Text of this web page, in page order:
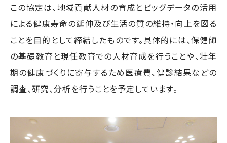
この協定は、地域貢献人材の育成とビッグデータの活用
による健康寿命の延伸及び生活の質の維持・向上を図る
ことを目的として締結したものです。具体的には、保健師
の基礎教育と現任教育での人材育成を行うことや、壮年
期の健康づくりに寄与するため医療費、健診結果などの
調査、研究、分析を行うことを予定しています。